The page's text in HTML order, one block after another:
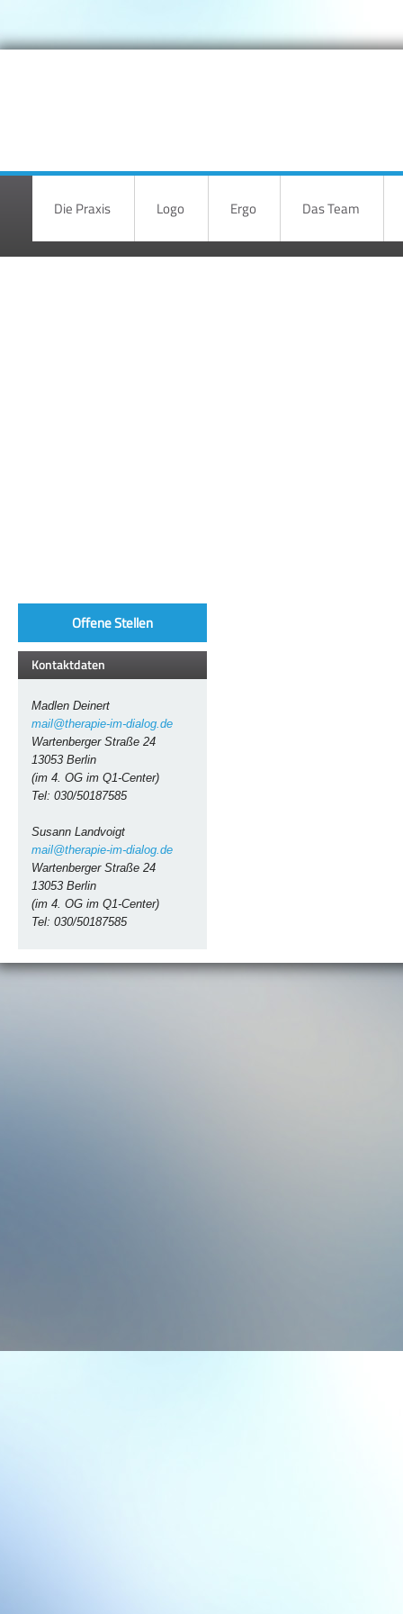
Die Praxis Logo Ergo Das Team
Offene Stellen
Kontaktdaten
Madlen Deinert
mail@therapie-im-dialog.de
Wartenberger Straße 24
13053 Berlin
(im 4. OG im Q1-Center)
Tel: 030/50187585
Susann Landvoigt
mail@therapie-im-dialog.de
Wartenberger Straße 24
13053 Berlin
(im 4. OG im Q1-Center)
Tel: 030/50187585